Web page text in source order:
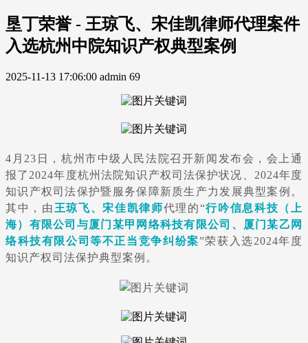
垦丁荣誉 - 王琼飞、宋佳凯律师代理案件
入选杭州中院知识产权典型案例
2025-11-13 17:06:00 admin 69
4月23日，杭州市中级人民法院召开新闻发布会，会上通
报了2024年度杭州法院知识产权司法保护状况、2024年度
知识产权司法保护暨服务保障新质生产力发展典型案例。
其中，由 王琼飞、宋佳凯律师代理的“行吟信息科技（上
海）有限公司与厦门某甲网络科技有限公司、厦门某乙网
络科技有限公司等不正当竞争纠纷案”荣获 入选2024年度
知识产权司法保护典型案例 。